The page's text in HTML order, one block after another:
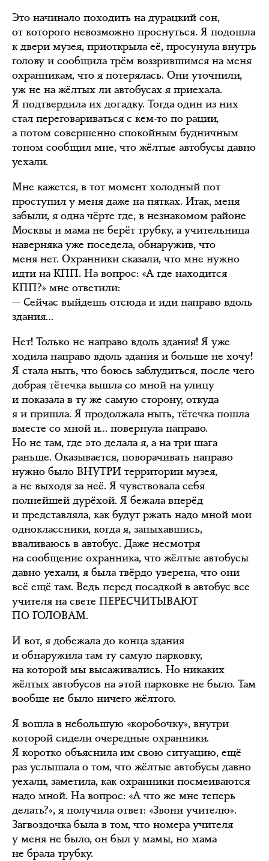
Это начинало походить на дурацкий сон,
от которого невозможно проснуться. Я подошла
к двери музея, приоткрыла её, просунула внутрь
голову и сообщила трём воззрившимся на меня
охранникам, что я потерялась. Они уточнили,
уж не на жёлтых ли автобусах я приехала.
Я подтвердила их догадку. Тогда один из них
стал переговариваться с кем-то по рации,
а потом совершенно спокойным будничным
тоном сообщил мне, что жёлтые автобусы давно
уехали.
Мне кажется, в тот момент холодный пот
проступил у меня даже на пятках. Итак, меня
забыли, я одна чёрте где, в незнакомом районе
Москвы и мама не берёт трубку, а учительница
наверняка уже поседела, обнаружив, что
меня нет. Охранники сказали, что мне нужно
идти на КПП. На вопрос: «А где находится
КПП?» мне ответили:
— Сейчас выйдешь отсюда и иди направо вдоль
здания…
Нет! Только не направо вдоль здания! Я уже
ходила направо вдоль здания и больше не хочу!
Я стала ныть, что боюсь заблудиться, после чего
добрая тётечка вышла со мной на улицу
и показала в ту же самую сторону, откуда
я и пришла. Я продолжала ныть, тётечка пошла
вместе со мной и… повернула направо.
Но не там, где это делала я, а на три шага
раньше. Оказывается, поворачивать направо
нужно было ВНУТРИ территории музея,
а не выходя за неё. Я чувствовала себя
полнейшей дурёхой. Я бежала вперёд
и представляла, как будут ржать надо мной мои
одноклассники, когда я, запыхавшись,
вваливаюсь в автобус. Даже несмотря
на сообщение охранника, что жёлтые автобусы
давно уехали, я была твёрдо уверена, что они
всё ещё там. Ведь перед посадкой в автобус все
учителя на свете ПЕРЕСЧИТЫВАЮТ
ПО ГОЛОВАМ.
И вот, я добежала до конца здания
и обнаружила там ту самую парковку,
на которой мы высаживались. Но никаких
жёлтых автобусов на этой парковке не было. Там
вообще не было ничего жёлтого.
Я вошла в небольшую «коробочку», внутри
которой сидели очередные охранники.
Я коротко объяснила им свою ситуацию, ещё
раз услышала о том, что жёлтые автобусы давно
уехали, заметила, как охранники посмеиваются
надо мной. На вопрос: «А что же мне теперь
делать?», я получила ответ: «Звони учителю».
Загвоздочка была в том, что номера учителя
у меня не было, он был у мамы, но мама
не брала трубку.